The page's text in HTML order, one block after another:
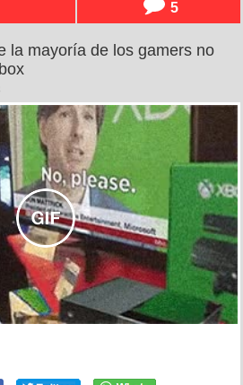
5
la mayoría de los gamers no